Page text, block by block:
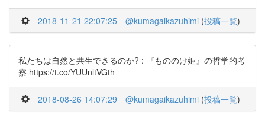
2018-11-21 22:07:25 @kumagaikazuhimi (投稿一覧)
私たちは自然と共生できるのか? : 『もののけ姫』の哲学的考
察 https://t.co/YUUnltVGth
2018-08-26 14:07:29 @kumagaikazuhimi (投稿一覧)